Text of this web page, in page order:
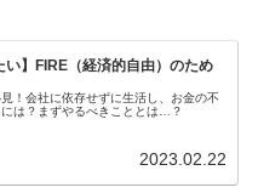
い】FIRE（経済的自由）のため
！会社に依存せずに生活し、お金の不
は？まずやるべきこととは…？
2023.02.22